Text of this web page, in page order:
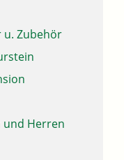
Zubehör
und Herren